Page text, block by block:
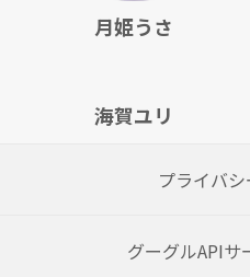
月姫うさ
海賀ユリ
プライバ
グーグルAPIサ